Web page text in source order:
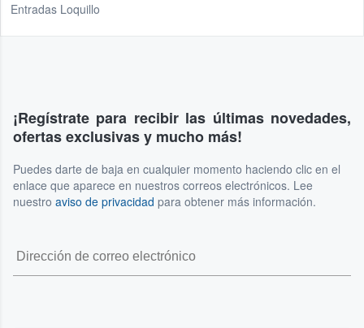
Entradas Loquillo
¡Regístrate para recibir las últimas novedades,
ofertas exclusivas y mucho más!
Puedes darte de baja en cualquier momento haciendo clic en el
enlace que aparece en nuestros correos electrónicos. Lee
nuestro aviso de privacidad para obtener más información.